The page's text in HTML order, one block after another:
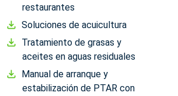
restaurantes
Soluciones de acuicultura
Tratamiento de grasas y
aceites en aguas residuales
Manual de arranque y
estabilización de PTAR con